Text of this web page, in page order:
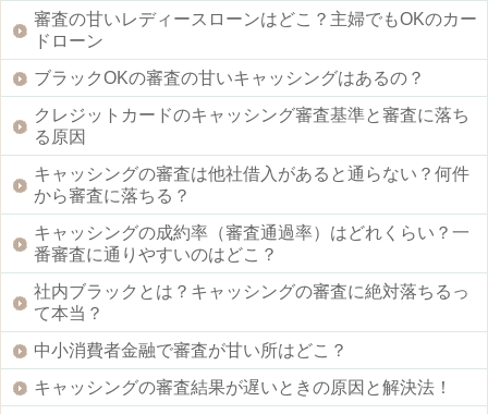
審査の甘いレディースローンはどこ？主婦でもOKのカー
ドローン
ブラックOKの審査の甘いキャッシングはあるの？
クレジットカードのキャッシング審査基準と審査に落ち
る原因
キャッシングの審査は他社借入があると通らない？何件
から審査に落ちる？
キャッシングの成約率（審査通過率）はどれくらい？一
番審査に通りやすいのはどこ？
社内ブラックとは？キャッシングの審査に絶対落ちるっ
て本当？
中小消費者金融で審査が甘い所はどこ？
キャッシングの審査結果が遅いときの原因と解決法！